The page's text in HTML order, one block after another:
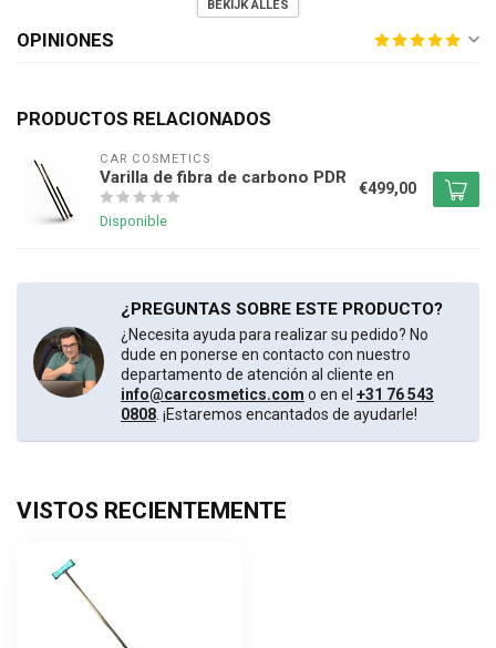
BEKIJK ALLES
OPINIONES
PRODUCTOS RELACIONADOS
CAR COSMETICS
Varilla de fibra de carbono PDR
Disponible
€499,00
¿PREGUNTAS SOBRE ESTE PRODUCTO?
¿Necesita ayuda para realizar su pedido? No
dude en ponerse en contacto con nuestro
departamento de atención al cliente en
info@carcosmetics.com o en el +31 76 543
0808 . ¡Estaremos encantados de ayudarle!
VISTOS RECIENTEMENTE